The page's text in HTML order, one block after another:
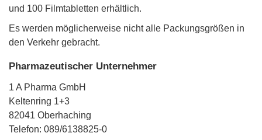
und 100 Filmtabletten erhältlich.
Es werden möglicherweise nicht alle Packungsgrößen in
den Verkehr gebracht.
Pharmazeutischer Unternehmer
1 A Pharma GmbH
Keltenring 1+3
82041 Oberhaching
Telefon: 089/6138825-0